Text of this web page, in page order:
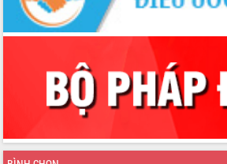
Nâng cao hiệu quả hoạt động của các
doanh nghiệp nhà nước
truyền số liệu chuyên dùng phục vụ cơ
quan Đảng, Nhà nước
Lễ phát động chuỗi hoạt động chung
tay làm sạch môi trường
công tác cải cách hành chính mô hình